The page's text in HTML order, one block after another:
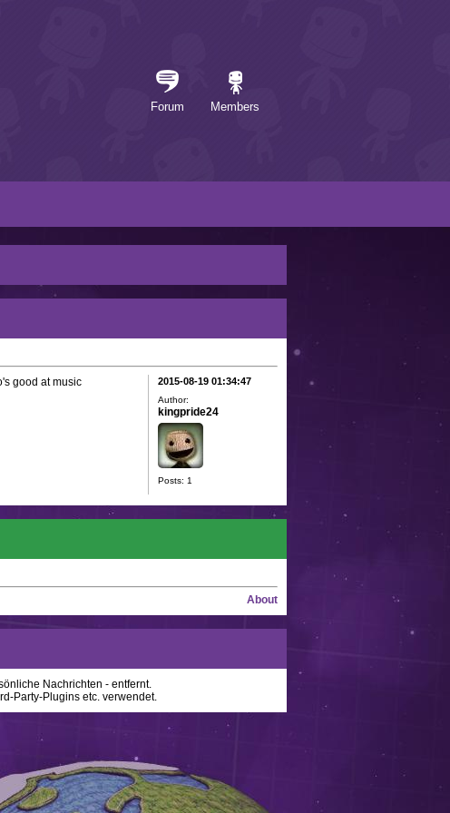
Forum Members
good at music
2015-08-19 01:34:47
Author:
kingpride24
Posts: 1
About
Nachrichten - entfernt.
Party-Plugins etc. verwendet.